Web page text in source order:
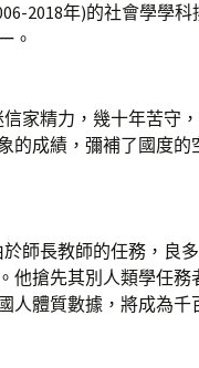
2018年)的社會學學
。
精力，幾十年苦守，
的成績，彌補了國度的
長教師的任務，良
他搶先其別人類學任務
人體質數據，將成為千